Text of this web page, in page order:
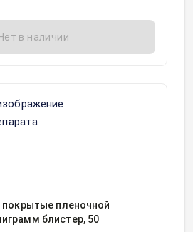
Нет в наличии
покрытые пленочной
блистер, 50